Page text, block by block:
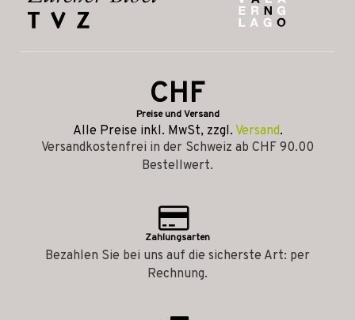
CHF
Preise und Versand
Alle Preise inkl. MwSt, zzgl. Versand.
Versandkostenfrei in der Schweiz ab CHF 90.00
Bestellwert.
Zahlungsarten
Bezahlen Sie bei uns auf die sicherste Art: per
Rechnung.